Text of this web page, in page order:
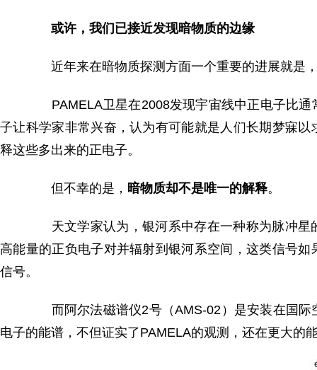
或许，我们已接近发现暗物质的边缘
近年来在暗物质探测方面一个重要的进展就是
PAMELA卫星在2008发现宇宙线中正电子比通
子让科学家非常兴奋，认为有可能就是人们长期梦寐
释这些多出来的正电子。
但不幸的是， 暗物质却不是唯一的解释。
天文学家认为，银河系中存在一种称为脉冲星
高能量的正负电子对并辐射到银河系空间，这类信号
信号。
而阿尔法磁谱仪2号（AMS-02）是安装在国际
电子的能谱，不但证实了PAMELA的观测，还在更大的